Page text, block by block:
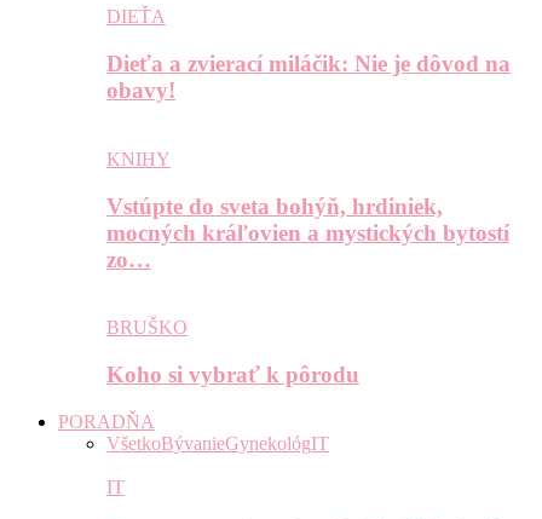
DIEŤA
Dieťa a zvierací miláčik: Nie je dôvod na
obavy!
KNIHY
Vstúpte do sveta bohýň, hrdiniek,
mocných kráľovien a mystických bytostí
zo…
BRUŠKO
Koho si vybrať k pôrodu
PORADŇA
VšetkoBývanieGynekológIT
IT